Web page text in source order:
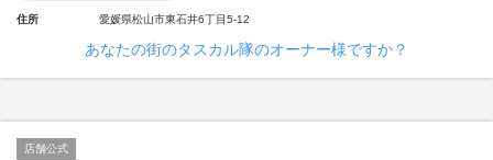
住所 愛媛県松山市東石井6丁目5-12
あなたの街のタスカル隊のオーナー様ですか？
店舗公式